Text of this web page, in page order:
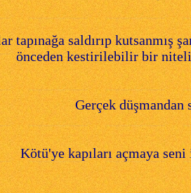
tapınağa saldırıp
önceden kestirilebilir bir
Gerçek düşmandan
Kötü'ye kapıları açmaya